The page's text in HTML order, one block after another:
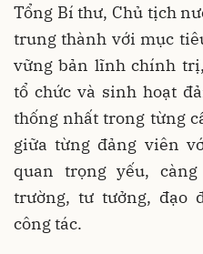
Tổng Bí thư, Chủ tịch
trung thành với mục
vững bản lĩnh chính
tổ chức và sinh hoạt
thống nhất trong từng
giữa từng đảng viên
quan trọng yếu,
trường, tư tưởng, đạo
công tác.